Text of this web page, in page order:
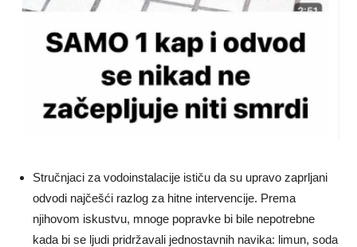
Stručnjaci za vodoinstalacije ističu da su upravo zaprljani
odvodi najčešći razlog za hitne intervencije. Prema
njihovom iskustvu, mnoge popravke bi bile nepotrebne
kada bi se ljudi pridržavali jednostavnih navika: limun, soda